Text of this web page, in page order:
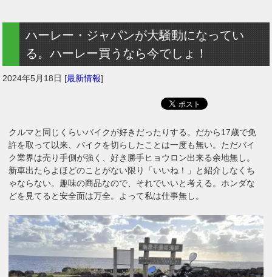
ハーレー・ジャパンが大騒動になってい
る。ハーレー買うなら今でしょ！
2024年5月18日 [最新情報]
クルマと同じくらいバイクが好きだったりする。だから17歳で免
許を取って以来、バイクを切らしたことは一度も無い。ただバイ
ク業界は売り手側が強く、好き勝手ヒョウロン出来る余地無し。
新車出たらよほどのことがない限り「いいね！」と紹介しなくち
ゃならない。趣味の商品なので、それでいいと考える。ホンダな
どを見てると安全面は万全。よって私は仕事無し。